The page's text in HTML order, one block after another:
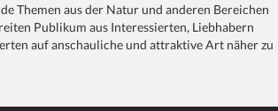
Themen aus der Natur und anderen Bereichen
Publikum aus Interessierten, Liebhabern
auf anschauliche und attraktive Art näher zu